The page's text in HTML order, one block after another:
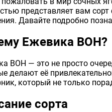
представляет вам
Давайте подробно
Ежевика ВОН?
ВОН — это не просто
делают её
который не только
сорта